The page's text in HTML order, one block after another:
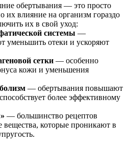
обертывания — это просто
их влияние на организм гораздо
их в свой уход:
системы —
уменьшить отеки и ускоряют
сетки — особенно
кожи и уменьшения
— обертывания повышают
более эффективному
— большинство рецептов
вещества, которые проникают в